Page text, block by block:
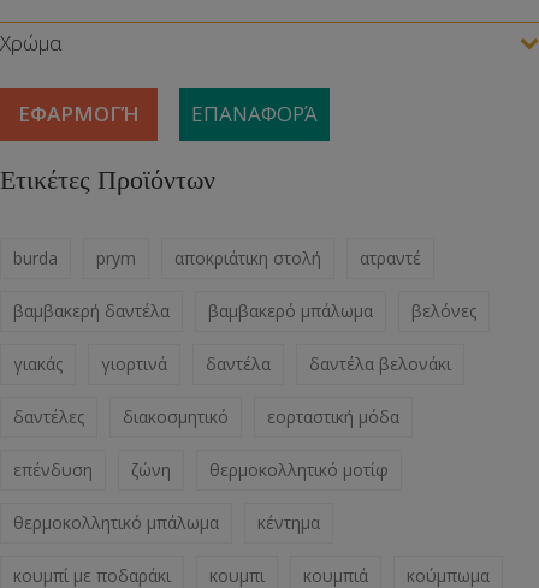
Χρώμα
ΕΦΑΡΜΟΓΉ ΕΠΑΝΑΦΟΡΆ
Ετικέτες Προϊόντων
burda prym αποκριάτικη στολή ατραντέ
βαμβακερή δαντέλα βαμβακερό μπάλωμα βελόνες
γιακάς γιορτινά δαντέλα δαντέλα βελονάκι
δαντέλες διακοσμητικό εορταστική μόδα
επένδυση ζώνη θερμοκολλητικό μοτίφ
θερμοκολλητικό μπάλωμα κέντημα
κουμπί με ποδαράκι κουμπι κουμπιά κούμπωμα